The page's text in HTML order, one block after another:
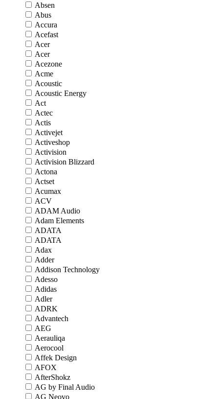
Absen
Abus
Accura
Acefast
Acer
Acer
Acezone
Acme
Acoustic
Acoustic Energy
Act
Actec
Actis
Activejet
Activeshop
Activision
Activision Blizzard
Actona
Actset
Acumax
ACV
ADAM Audio
Adam Elements
ADATA
ADATA
Adax
Adder
Addison Technology
Adesso
Adidas
Adler
ADRK
Advantech
AEG
Aerauliqa
Aerocool
Affek Design
AFOX
AfterShokz
AG by Final Audio
AG Neovo